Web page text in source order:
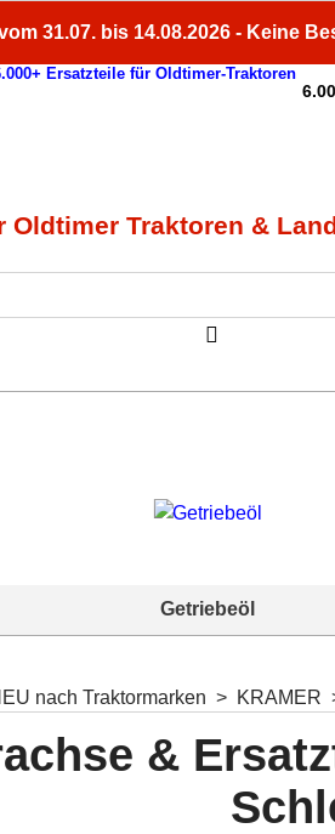
31.07. bis 14.08.2026 - Keine
Traktoren &
Getriebeöl
nach Traktormarken > KRAMER
&